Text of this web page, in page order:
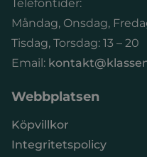
Telefontider:
Måndag, Onsdag,
Tisdag, Torsdag: 13 – 20
Email:
Webbplatsen
Köpvillkor
Integritetspolicy